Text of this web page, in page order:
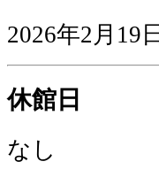
2026年2月19
休館日
なし